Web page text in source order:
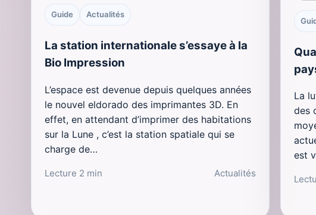
Guide Actualités
La station internationale s’essaye à la
Bio Impression
L’espace est devenue depuis quelques années
le nouvel eldorado des imprimantes 3D. En
effet, en attendant d’imprimer des habitations
sur la Lune , c’est la station spatiale qui se
charge de…
Lecture 2 min Actualités
La
des
est